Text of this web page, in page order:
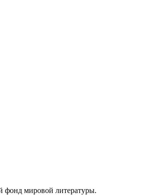
фонд мировой литературы.